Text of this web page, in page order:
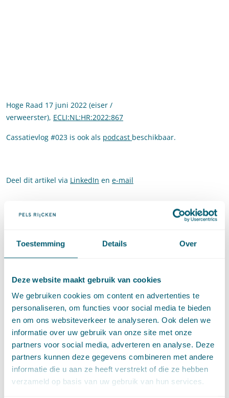
Toestemming Details Over
Deze website maakt gebruik van cookies
We gebruiken cookies om content en advertenties te
personaliseren, om functies voor social media te bieden
en om ons websiteverkeer te analyseren. Ook delen we
informatie over uw gebruik van onze site met onze
partners voor social media, adverteren en analyse. Deze
partners kunnen deze gegevens combineren met andere
informatie die u aan ze heeft verstrekt of die ze hebben
verzameld op basis van uw gebruik van hun services.
Hoge Raad 17 juni 2022 (eiser /
verweerster), ECLI:NL:HR:2022:867
Cassatievlog #023 is ook als podcast beschikbaar.
Deel dit artikel via LinkedIn en e-mail
Contact
Maartje Möhring
Senior advocaat
Stuur een e-mail naar Maartje Möhring
maartje.mohring@pelsrijcken.nl